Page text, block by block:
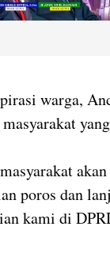
warga,
poros dan
kami di